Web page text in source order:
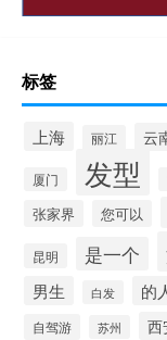
标签
上海 丽江 云
厦门 发型
张家界 您可以
昆明 是一个
男生 白发 的
自驾游 苏州 西